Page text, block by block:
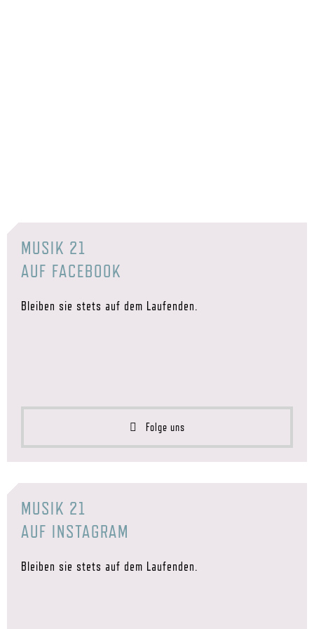
MUSIK 21
AUF FACEBOOK
Bleiben sie stets auf dem Laufenden.
Folge uns
MUSIK 21
AUF INSTAGRAM
Bleiben sie stets auf dem Laufenden.